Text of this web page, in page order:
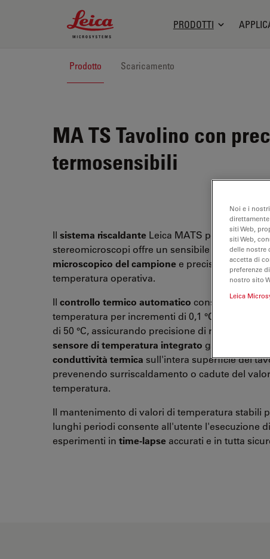
Leica Microsystems Logo
PRODOTTI
Prodotto Scaricamento
MA TS Tavolino con
termosensibili
Il sistema riscaldante Leica MATS per
stereomicroscopi offre un sensibile
imaging
microscopico del campione e precisione dei
temperatura operativa.
Il controllo termico automatico consente di
temperatura per incrementi di 0,1 °C, fino a un
di 50 °C, assicurando precisione di riproducibilità.
sensore di temperatura integrato garantisce
conduttività termica sull'intera superficie del
prevenendo surriscaldamento o cadute del
temperatura.
Il mantenimento di valori di temperatura stabili
lunghi periodi consente all'utente l'esecuzione di
esperimenti in time-lapse accurati e in tutta
Noi e i
siti Web,
siti Web,
delle nostre
accetta di
preferenze
nostro sito
Leica